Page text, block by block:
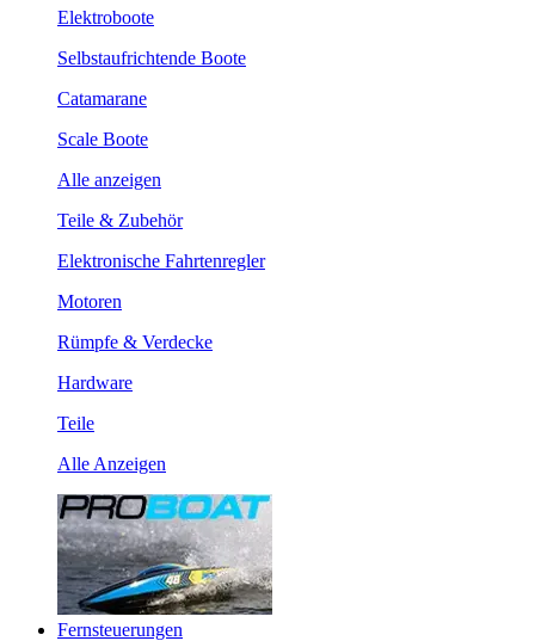
Elektroboote
Selbstaufrichtende Boote
Catamarane
Scale Boote
Alle anzeigen
Teile & Zubehör
Elektronische Fahrtenregler
Motoren
Rümpfe & Verdecke
Hardware
Teile
Alle Anzeigen
Fernsteuerungen